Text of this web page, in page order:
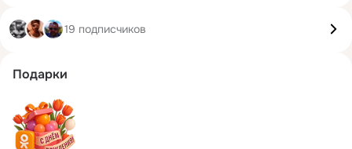
19 подписчиков
Подарки